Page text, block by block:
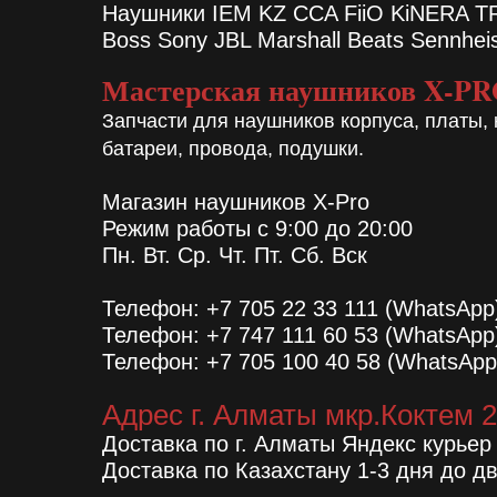
Наушники IEM KZ CCA FiiO KiNERA
Boss Sony JBL Marshall Beats
Мастерская наушников X-
Запчасти для наушников корпуса, платы,
батареи, провода, подушки.
Магазин наушников X-Pro
Режим работы с 9:00 до 20:00
Пн. Вт. Ср. Чт. Пт. Сб. Вск
Телефон: +7 705 22 33 111
Телефон: +7 747 111 60 53
Телефон: +7 705 100 40 58
Адрес г. Алматы мкр.Коктем
Доставка по г. Алматы Яндекс
Доставка по Казахстану 1-3 дня до